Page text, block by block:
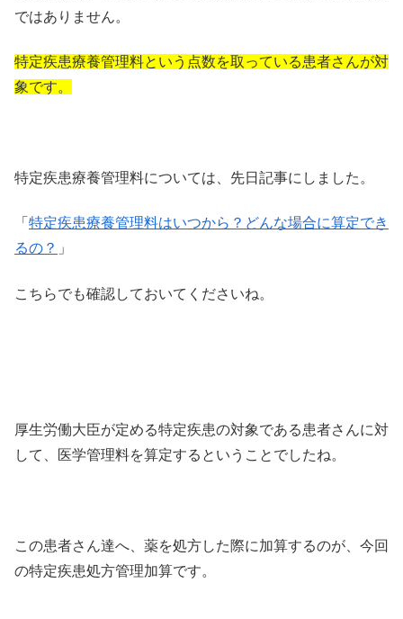
ではありません。
特定疾患療養管理料という点数を取っている患者さんが対
象です。
特定疾患療養管理料については、先日記事にしました。
「 特定疾患療養管理料はいつから？どんな場合に算定でき
るの？ 」
こちらでも確認しておいてくださいね。
厚生労働大臣が定める特定疾患の対象である患者さんに対
して、医学管理料を算定するということでしたね。
この患者さん達へ、薬を処方した際に加算するのが、今回
の特定疾患処方管理加算です。